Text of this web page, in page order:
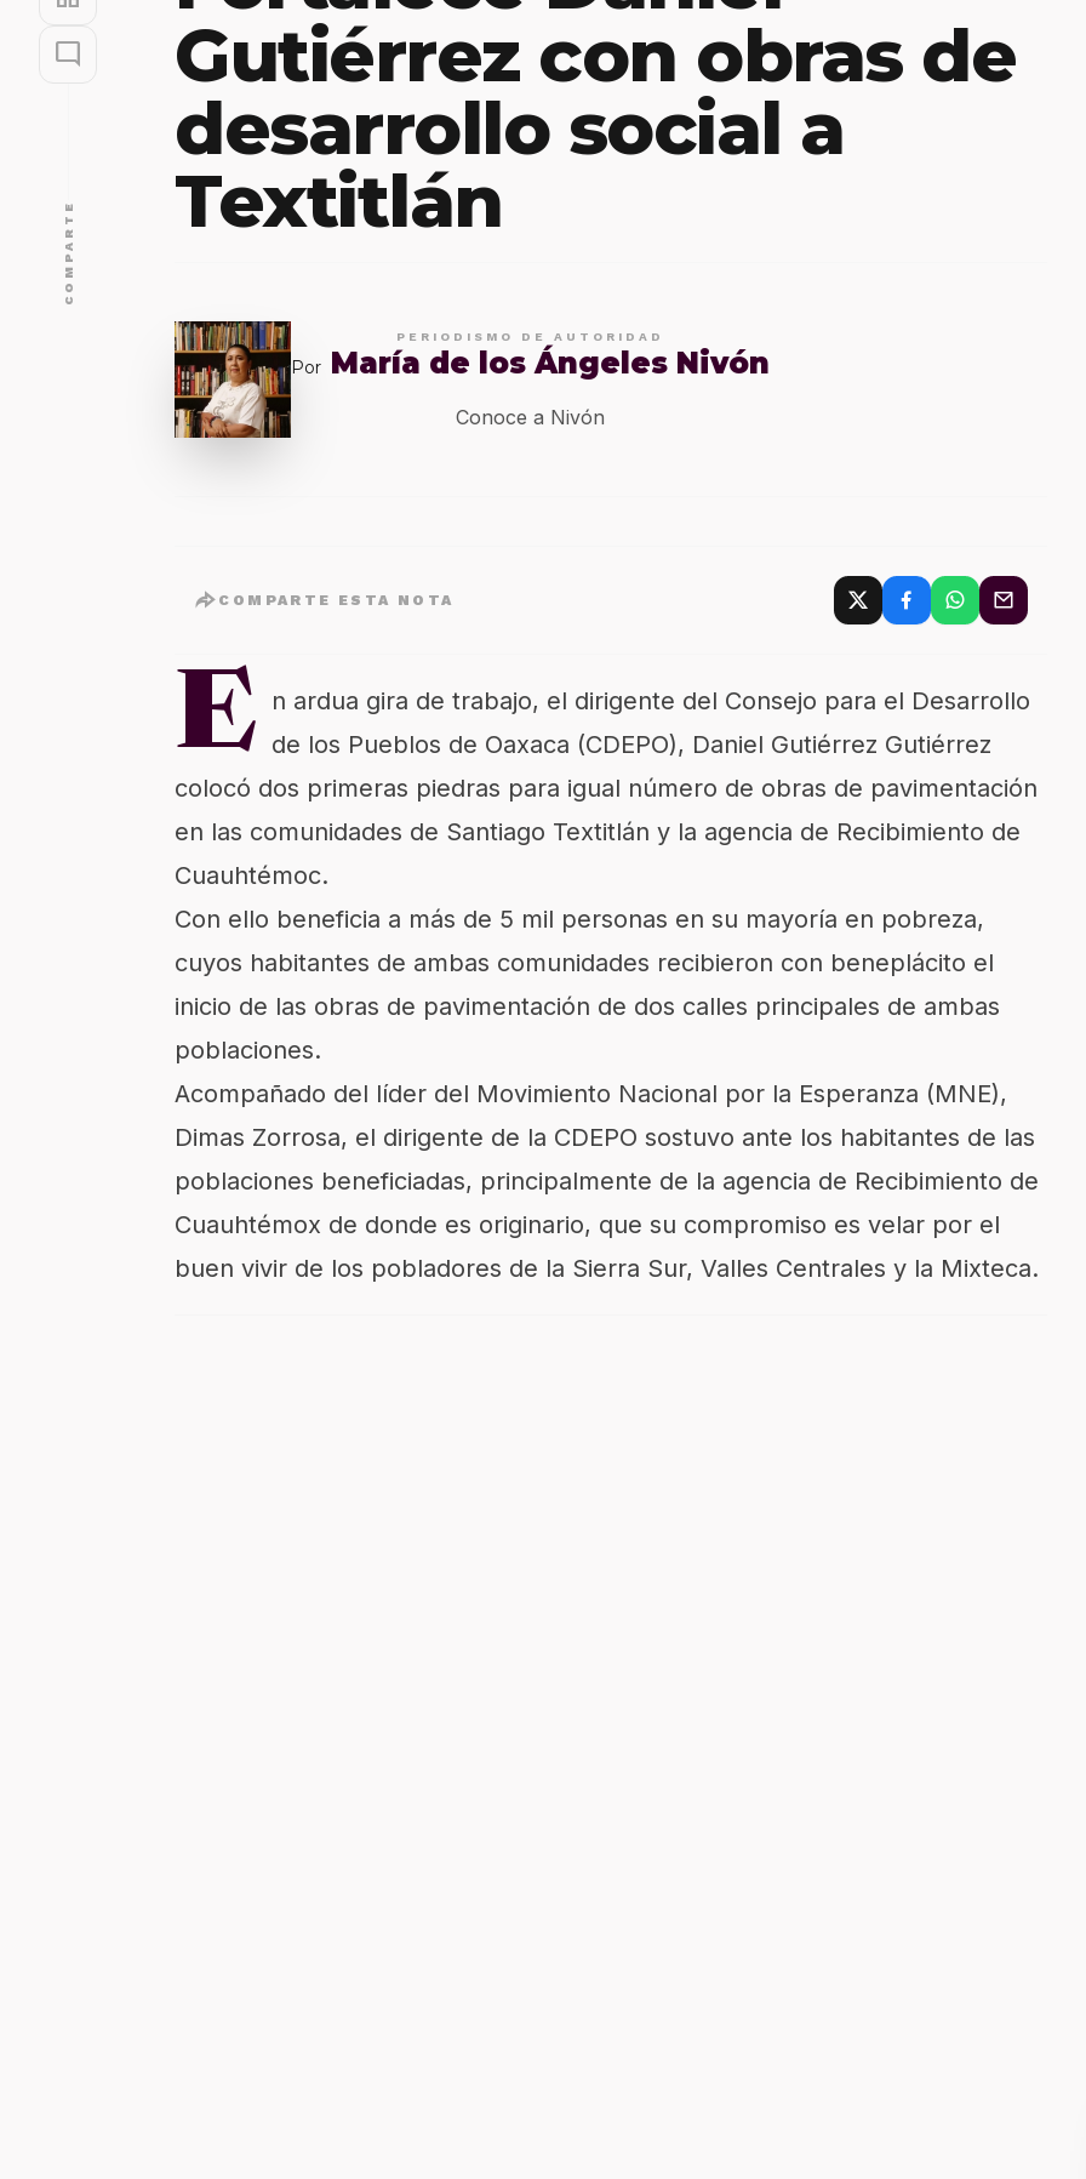
mode_comment
COMPARTE
Gutiérrez con obras de
desarrollo social a
Textitlán
PERIODISMO DE AUTORIDAD
Por María de los Ángeles Nivón
Conoce a Nivón
COMPARTE ESTA NOTA
E
n ardua gira de trabajo, el dirigente del Consejo para el Desarrollo
de los Pueblos de Oaxaca (CDEPO), Daniel Gutiérrez Gutiérrez
colocó dos primeras piedras para igual número de obras de pavimentación
en las comunidades de Santiago Textitlán y la agencia de Recibimiento de
Cuauhtémoc.
Con ello beneficia a más de 5 mil personas en su mayoría en pobreza,
cuyos habitantes de ambas comunidades recibieron con beneplácito el
inicio de las obras de pavimentación de dos calles principales de ambas
poblaciones.
Acompañado del líder del Movimiento Nacional por la Esperanza (MNE),
Dimas Zorrosa, el dirigente de la CDEPO sostuvo ante los habitantes de las
poblaciones beneficiadas, principalmente de la agencia de Recibimiento de
Cuauhtémox de donde es originario, que su compromiso es velar por el
buen vivir de los pobladores de la Sierra Sur, Valles Centrales y la Mixteca.